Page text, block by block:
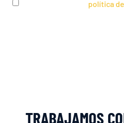
política
TRABAJAMOS